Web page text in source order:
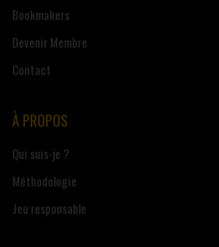
Bookmakers
Devenir Membre
Contact
À PROPOS
Qui suis-je ?
Méthodologie
Jeu responsable